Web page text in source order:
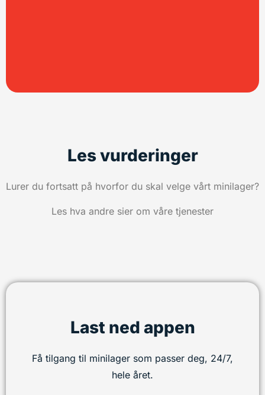
Les vurderinger
Lurer du fortsatt på hvorfor du skal velge vårt minilager?
Les hva andre sier om våre tjenester
Last ned appen
Få tilgang til minilager som passer deg, 24/7,
hele året.